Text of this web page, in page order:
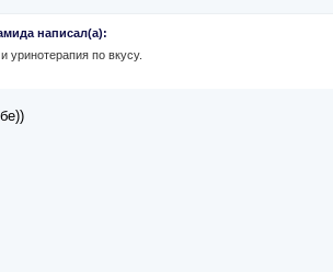
написал(а):
уринотерапия по вкусу.